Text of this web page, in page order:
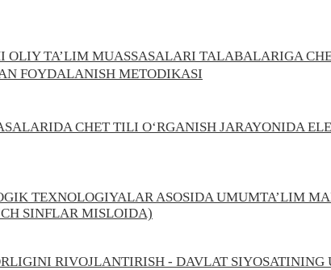
OLIY TA’LIM MUASSASALARI TALABALARIGA
FOYDALANISH METODIKASI
CHET TILI O‘RGANISH JARAYONIDA
TEXNOLOGIYALAR ASOSIDA UMUMTA’LIM
SINFLAR MISLOIDA)
RIVOJLANTIRISH - DAVLAT